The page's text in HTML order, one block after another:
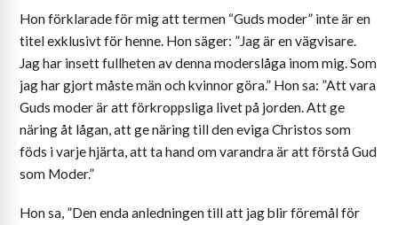
Hon förklarade för mig att termen “Guds moder” inte är en
titel exklusivt för henne. Hon säger: ”Jag är en vägvisare.
Jag har insett fullheten av denna moderslåga inom mig. Som
jag har gjort måste män och kvinnor göra.” Hon sa: ”Att vara
Guds moder är att förkroppsliga livet på jorden. Att ge
näring åt lågan, att ge näring till den eviga Christos som
föds i varje hjärta, att ta hand om varandra är att förstå Gud
som Moder.”
Hon sa, ”Den enda anledningen till att jag blir föremål för